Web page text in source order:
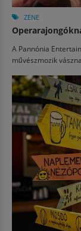
ZENE
A Pannónia
művészmozik